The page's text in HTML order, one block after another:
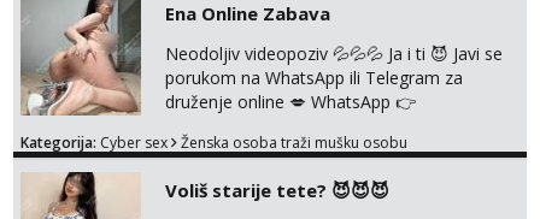
@enafriedrichkis 🤬NE RADIM SASTANKE I
DRUZENJA UZIVO🤬
Ena Online Zabava
Neodoljiv videopoziv 💦💦💦 Ja i ti 😈 Javi se
porukom na WhatsApp ili Telegram za
druženje online 💋 WhatsApp 👉
@enafriedrichkis NEE radimo sastnke uzivo
Kategorija: Cyber sex Ženska osoba traži mušku osobu
Voliš starije tete? 😈😈😈